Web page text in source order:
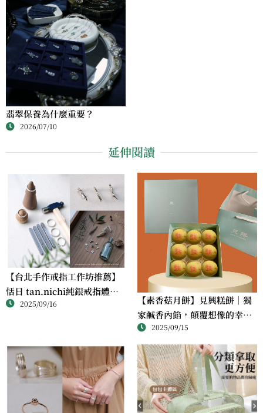
翡翠保養為什麼重要？
2026/07/10
延伸閱讀
【台北手作戒指工作坊推薦】
恬日 tan.nichi純銀戒指體驗
｜情侶・朋友一起完成的金工
2025/09/16
【素香菇月餅】見興糕餅｜獨
家鹹香內餡，顛覆想像的幸福
滋味2025/09/15